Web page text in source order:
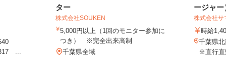
...
ター
株式会社SOUKEN
5,000円以上（1回のモニター参加に
つき） ※完全出来高制
千葉県全域
ージャー
株式会社サ
時給
千葉県
※直行直